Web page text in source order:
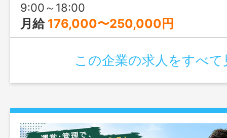
9:00～18:00
月給 176,000〜250,000円
この企業の求人をすべて